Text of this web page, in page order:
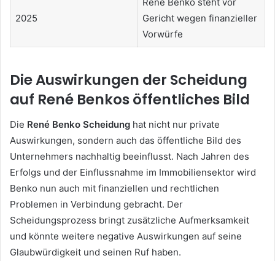
2025
Gericht wegen finanzieller
Vorwürfe
Die Auswirkungen der Scheidung
auf René Benkos öffentliches Bild
Die René Benko Scheidung hat nicht nur private
Auswirkungen, sondern auch das öffentliche Bild des
Unternehmers nachhaltig beeinflusst. Nach Jahren des
Erfolgs und der Einflussnahme im Immobiliensektor wird
Benko nun auch mit finanziellen und rechtlichen
Problemen in Verbindung gebracht. Der
Scheidungsprozess bringt zusätzliche Aufmerksamkeit
und könnte weitere negative Auswirkungen auf seine
Glaubwürdigkeit und seinen Ruf haben.